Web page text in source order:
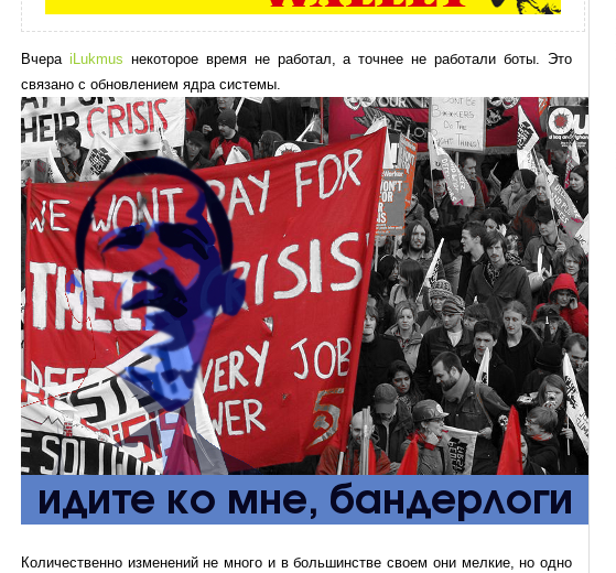
Вчера iLukmus некоторое время не работал, а точнее не работали боты. Это
связано с обновлением ядра системы.
Количественно изменений не много и в большинстве своем они мелкие, но одно